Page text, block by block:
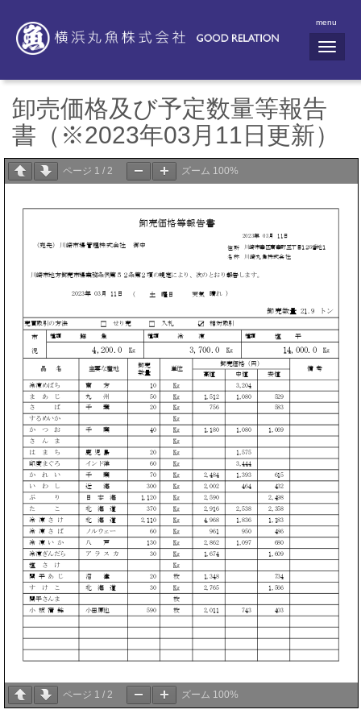
menu
N
a
i
n
卸売価格及び予定数量等報告
書（※2023年03月11日更新）
ページ 1 / 2 ズーム 100%
ページ 1 / 2 ズーム 100%